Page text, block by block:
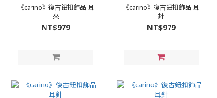
《carino》復古鈕扣飾品 耳
夾
NT$979
《carino》復古鈕扣飾品 耳
針
NT$979